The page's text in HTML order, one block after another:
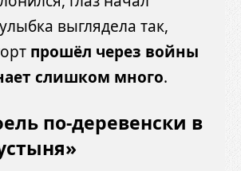
выглядела так,
прошёл через войны
слишком много.
по-деревенски в